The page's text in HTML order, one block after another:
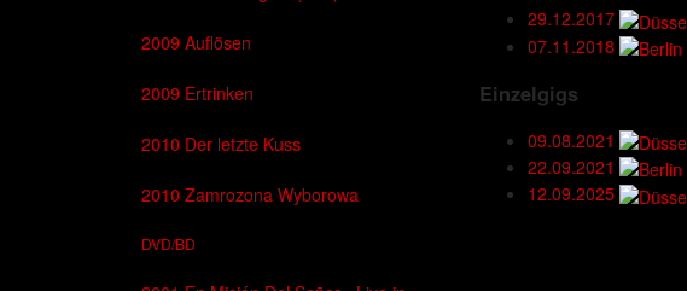
29.12.2017
07.11.2018
Einzelgigs
09.08.2021
22.09.2021
12.09.2025
2009 Auflösen
2009 Ertrinken
2010 Der letzte Kuss
2010 Zamrozona Wyborowa
DVD/BD